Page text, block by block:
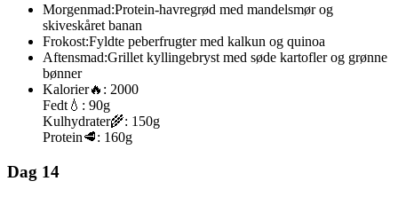
Morgenmad:Protein-havregrød med mandelsmør og
skiveskåret banan
Frokost:Fyldte peberfrugter med kalkun og quinoa
Aftensmad:Grillet kyllingebryst med søde kartofler og grønne
bønner
Kalorier🔥: 2000
Fedt 💧: 90g
Kulhydrater🌾: 150g
Protein🥩: 160g
Dag 14